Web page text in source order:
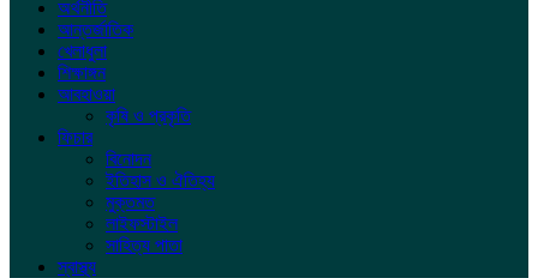
অর্থনীতি
আন্তর্জাতিক
খেলাধুলা
শিক্ষাঙ্গন
আবহাওয়া
কৃষি ও প্রকৃতি
ফিচার
বিনোদন
ইতিহাস ও ঐতিহ্য
মুক্তমত
লাইফস্টাইল
সাহিত্য পাতা
স্বাস্থ্য